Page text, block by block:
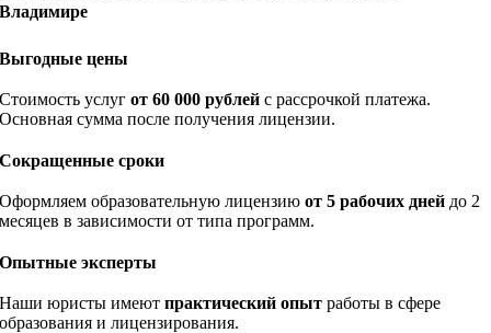
Владимире
Выгодные цены
Стоимость услугот 60 000 рублей с рассрочкой платежа.
Основная сумма после получения лицензии.
Сокращенные сроки
Оформляем образовательную лицензиюот 5 рабочих дней до 2
месяцев в зависимости от типа программ.
Опытные эксперты
Наши юристы имеютпрактический опыт работы в сфере
образования и лицензирования.